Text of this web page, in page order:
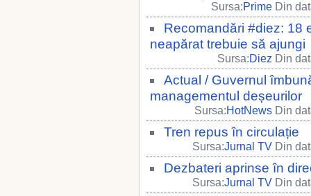
Sursa:Prime Din
Recomandări #diez: 18
neapărat trebuie să ajungi
Sursa:Diez Din
Actual / Guvernul
managementul deșeurilor
Sursa:HotNews Din
Tren repus în circulație
Sursa:Jurnal TV Din
Dezbateri aprinse în
Sursa:Jurnal TV Din